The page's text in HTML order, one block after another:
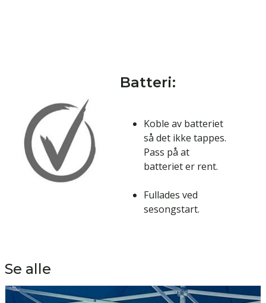
Batteri:
Koble av batteriet
så det ikke tappes.
Pass på at
batteriet er rent.
Fullades ved
sesongstart.
Se alle